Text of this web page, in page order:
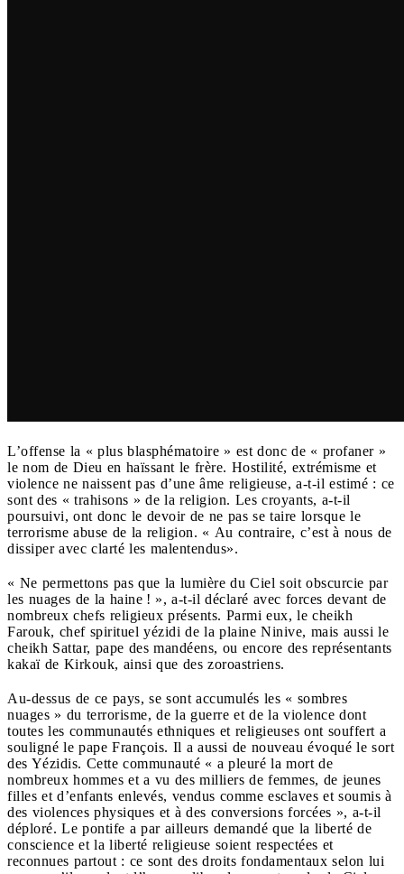
L’offense la « plus blasphématoire » est donc de « profaner »
le nom de Dieu en haïssant le frère. Hostilité, extrémisme et
violence ne naissent pas d’une âme religieuse, a-t-il estimé : ce
sont des « trahisons » de la religion. Les croyants, a-t-il
poursuivi, ont donc le devoir de ne pas se taire lorsque le
terrorisme abuse de la religion. « Au contraire, c’est à nous de
dissiper avec clarté les malentendus».
« Ne permettons pas que la lumière du Ciel soit obscurcie par
les nuages de la haine ! », a-t-il déclaré avec forces devant de
nombreux chefs religieux présents. Parmi eux, le cheikh
Farouk, chef spirituel yézidi de la plaine Ninive, mais aussi le
cheikh Sattar, pape des mandéens, ou encore des représentants
kakaï de Kirkouk, ainsi que des zoroastriens.
Au-dessus de ce pays, se sont accumulés les « sombres
nuages » du terrorisme, de la guerre et de la violence dont
toutes les communautés ethniques et religieuses ont souffert a
souligné le pape François. Il a aussi de nouveau évoqué le sort
des Yézidis. Cette communauté « a pleuré la mort de
nombreux hommes et a vu des milliers de femmes, de jeunes
filles et d’enfants enlevés, vendus comme esclaves et soumis à
des violences physiques et à des conversions forcées », a-t-il
déploré. Le pontife a par ailleurs demandé que la liberté de
conscience et la liberté religieuse soient respectées et
reconnues partout : ce sont des droits fondamentaux selon lui